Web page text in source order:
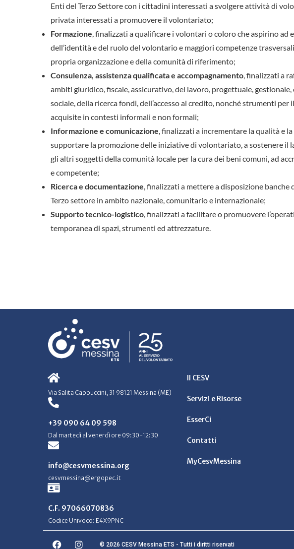
Enti del Terzo Settore con i cittadini interessati a svolgere attività di
privata interessati a promuovere il volontariato;
Formazione, finalizzati a qualificare i volontari o coloro che aspirino ad
dell’identità e del ruolo del volontario e maggiori competenze
propria organizzazione e della comunità di riferimento;
Consulenza, assistenza qualificata e accompagnamento, finalizzati a
ambiti giuridico, fiscale, assicurativo, del lavoro, progettuale,
sociale, della ricerca fondi, dell’accesso al credito, nonché strumenti
acquisite in contesti informali e non formali;
Informazione e comunicazione, finalizzati a incrementare la qualità e
supportare la promozione delle iniziative di volontariato, a sostenere il
gli altri soggetti della comunità locale per la cura dei beni comuni, ad
e competente;
Ricerca e documentazione, finalizzati a mettere a disposizione
Terzo settore in ambito nazionale, comunitario e internazionale;
Supporto tecnico-logistico, finalizzati a facilitare o promuovere
temporanea di spazi, strumenti ed attrezzature.
Via Salita Cappuccini, 31 98121 Messina (ME)
+39 090 64 09 598
Dal martedì al venerdì ore 09:30-12:30
info@cesvmessina.org
cesvmessina@ergopec.it
C.F. 97066070836
Codice Univoco: E4X9PNC
Il CESV
Servizi e Risorse
EsserCi
Contatti
MyCesvMessina
© 2026 CESV Messina ETS - Tutti i diritti riservati